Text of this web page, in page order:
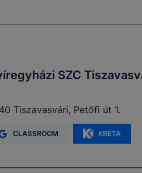
SZC
Tiszavasvári, Petőfi út 1.
CLASSROOM KRÉTA